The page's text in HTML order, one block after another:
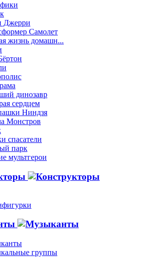
Джерри
Самолет
жизнь домашн...
динозавр
сердцем
Ниндзя
Монстров
спасатели
парк
мультгерои
группы